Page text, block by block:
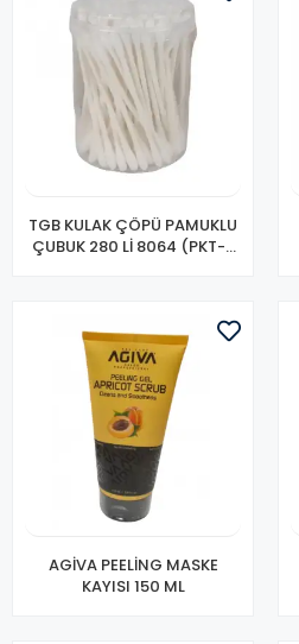
TGB KULAK ÇÖPÜ PAMUKLU
ÇUBUK 280 Lİ 8064 (PKT-6
AGİVA PEELİNG MASKE
KAYISI 150 ML